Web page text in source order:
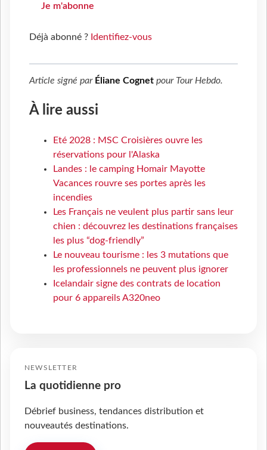
Je m'abonne
Déjà abonné ? Identifiez-vous
Article signé par Éliane Cognet pour Tour Hebdo.
À lire aussi
Eté 2028 : MSC Croisières ouvre les
réservations pour l'Alaska
Landes : le camping Homair Mayotte
Vacances rouvre ses portes après les
incendies
Les Français ne veulent plus partir sans leur
chien : découvrez les destinations françaises
les plus “dog-friendly”
Le nouveau tourisme : les 3 mutations que
les professionnels ne peuvent plus ignorer
Icelandair signe des contrats de location
pour 6 appareils A320neo
NEWSLETTER
La quotidienne pro
Débrief business, tendances distribution et
nouveautés destinations.